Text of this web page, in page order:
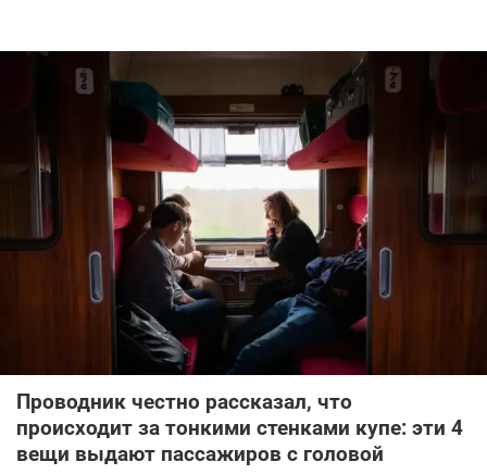
Проводник честно рассказал, что
происходит за тонкими стенками купе: эти 4
вещи выдают пассажиров с головой